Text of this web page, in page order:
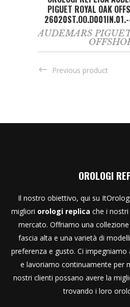
PIGUET ROYAL OAK
AUDEMARS
Previous product
OROLOGI
Il nostro obiettivo, qui su
migliori orologi replica che i
mercato. Offriamo una
fascia alta e una varietà di
preferenza e gusto. Ci
e lavoriamo continuamente per
nostri clienti possano avere la
trovando i loro